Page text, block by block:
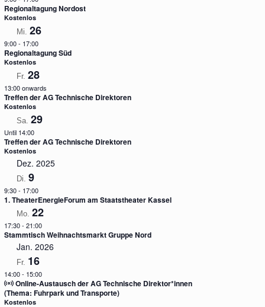
Regionaltagung Nordost
Kostenlos
Mi. 26
9:00- 17:00
Regionaltagung Süd
Kostenlos
Fr. 28
13:00 onwards
Treffen der AG Technische Direktoren
Kostenlos
Sa. 29
Until 14:00
Treffen der AG Technische Direktoren
Kostenlos
Dez. 2025
Di. 9
9:30- 17:00
1. TheaterEnergieForum am Staatstheater Kassel
Mo. 22
17:30- 21:00
Stammtisch Weihnachtsmarkt Gruppe Nord
Jan. 2026
Fr. 16
14:00- 15:00
Online-Austausch der AG Technische Direktor*innen
(Thema: Fuhrpark und Transporte)
Kostenlos